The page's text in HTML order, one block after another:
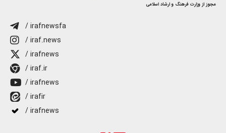
مجوز از وزارت فرهنگ و ارشاد اسلامی
/ irafnewsfa
/ iraf.news
/ irafnews
/ iraf.ir
/ irafnews
/ irafir
/ irafnews